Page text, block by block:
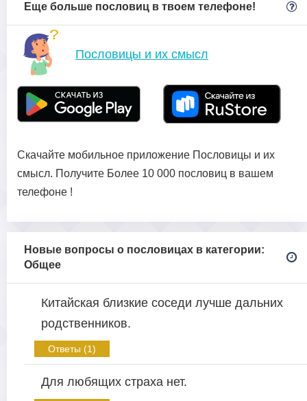
Еще больше пословиц в твоем телефоне!
Пословицы и их смысл
Скачайте мобильное приложение Пословицы и их
смысл. Получите Более 10 000 пословиц в вашем
телефоне !
Новые вопросы о пословицах в категории:
Общее
Китайская близкие соседи лучше дальних
родственников.
Ответы (1)
Для любящих страха нет.